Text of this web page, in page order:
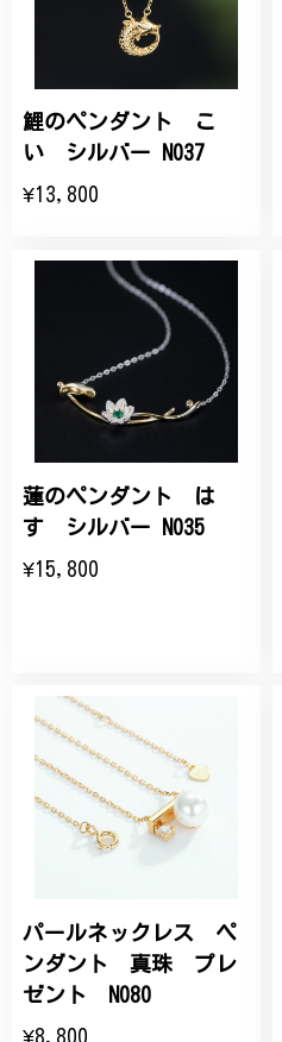
鯉のペンダント こ
い シルバー N037
¥13,800
蓮のペンダント は
す シルバー N035
¥15,800
パールネックレス ペ
ンダント 真珠 プレ
ゼント N080
¥8,800